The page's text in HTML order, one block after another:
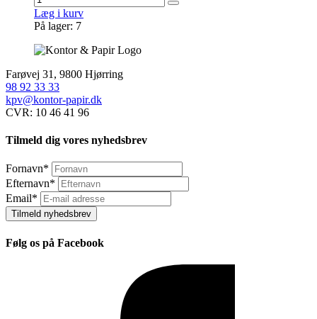
Læg i kurv
På lager: 7
Farøvej 31, 9800 Hjørring
98 92 33 33
kpv@kontor-papir.dk
CVR: 10 46 41 96
Tilmeld dig vores nyhedsbrev
Fornavn*
Efternavn*
Email*
Tilmeld nyhedsbrev
Følg os på Facebook